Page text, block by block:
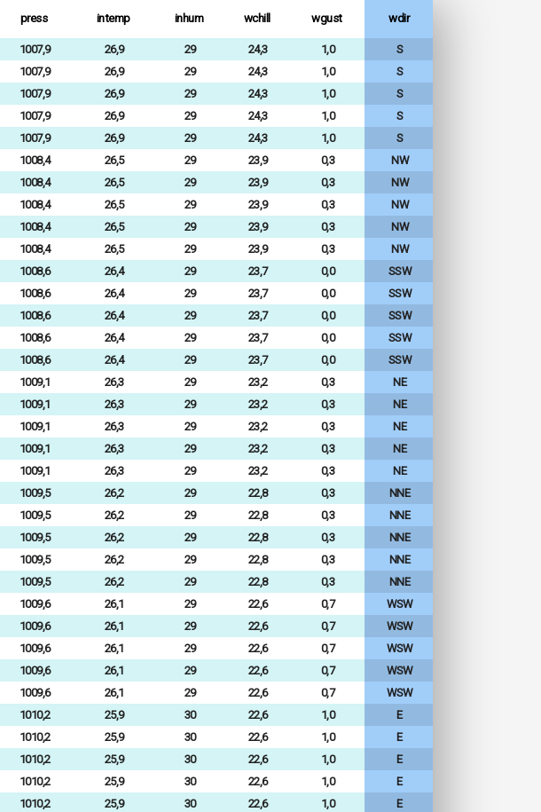
press intemp inhum wchill wgust wdir
1007,9 26,9 29 24,3 1,0
S
1007,9 26,9 29 24,3 1,0
S
1007,9 26,9 29 24,3 1,0
S
1007,9 26,9 29 24,3 1,0
S
1007,9 26,9 29 24,3 1,0
S
1008,4 26,5 29 23,9 0,3
NW
1008,4 26,5 29 23,9 0,3
NW
1008,4 26,5 29 23,9 0,3
NW
1008,4 26,5 29 23,9 0,3
NW
1008,4 26,5 29 23,9 0,3
NW
1008,6 26,4 29 23,7 0,0
SSW
1008,6 26,4 29 23,7 0,0
SSW
1008,6 26,4 29 23,7 0,0
SSW
1008,6 26,4 29 23,7 0,0
SSW
1008,6 26,4 29 23,7 0,0
SSW
1009,1 26,3 29 23,2 0,3
NE
1009,1 26,3 29 23,2 0,3
NE
1009,1 26,3 29 23,2 0,3
NE
1009,1 26,3 29 23,2 0,3
NE
1009,1 26,3 29 23,2 0,3
NE
1009,5 26,2 29 22,8 0,3
NNE
1009,5 26,2 29 22,8 0,3
NNE
1009,5 26,2 29 22,8 0,3
NNE
1009,5 26,2 29 22,8 0,3
NNE
1009,5 26,2 29 22,8 0,3
NNE
1009,6 26,1 29 22,6 0,7
WSW
1009,6 26,1 29 22,6 0,7
WSW
1009,6 26,1 29 22,6 0,7
WSW
1009,6 26,1 29 22,6 0,7
WSW
1009,6 26,1 29 22,6 0,7
WSW
1010,2 25,9 30 22,6 1,0
E
1010,2 25,9 30 22,6 1,0
E
1010,2 25,9 30 22,6 1,0
E
1010,2 25,9 30 22,6 1,0
E
1010,2 25,9 30 22,6 1,0
E